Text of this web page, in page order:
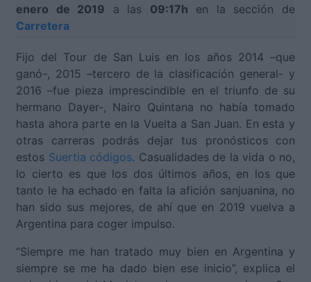
enero de 2019 a las 09:17h en la sección de
Carretera
Fijo del Tour de San Luis en los años 2014 –que
ganó-, 2015 –tercero de la clasificación general- y
2016 –fue pieza imprescindible en el triunfo de su
hermano Dayer-, Nairo Quintana no había tomado
hasta ahora parte en la Vuelta a San Juan. En esta y
otras carreras podrás dejar tus pronósticos con
estos Suertia códigos. Casualidades de la vida o no,
lo cierto es que los dos últimos años, en los que
tanto le ha echado en falta la afición sanjuanina, no
han sido sus mejores, de ahí que en 2019 vuelva a
Argentina para coger impulso.
“Siempre me han tratado muy bien en Argentina y
siempre se me ha dado bien ese inicio”, explica el